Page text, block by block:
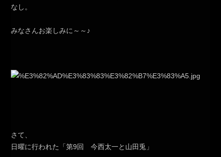
なし。
みなさんお楽しみに～～♪
さて、
日曜に行われた「第9回 今西太一と山田兎」